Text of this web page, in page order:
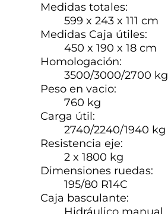
Medidas totales:
599 x 243 x 111 cm
Medidas Caja útiles:
450 x 190 x 18 cm
Homologación:
3500/3000/2700 kg
Peso en vacio:
760 kg
Carga útil:
2740/2240/1940 kg
Resistencia eje:
2 x 1800 kg
Dimensiones ruedas:
195/80 R14C
Caja basculante: